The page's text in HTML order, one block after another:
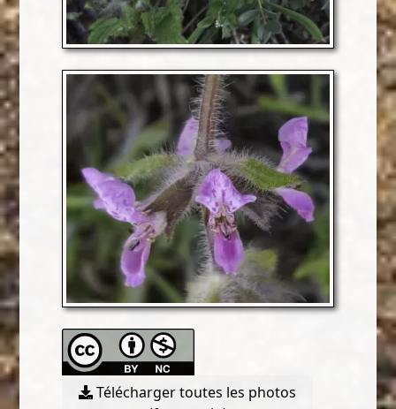
Télécharger toutes les photos